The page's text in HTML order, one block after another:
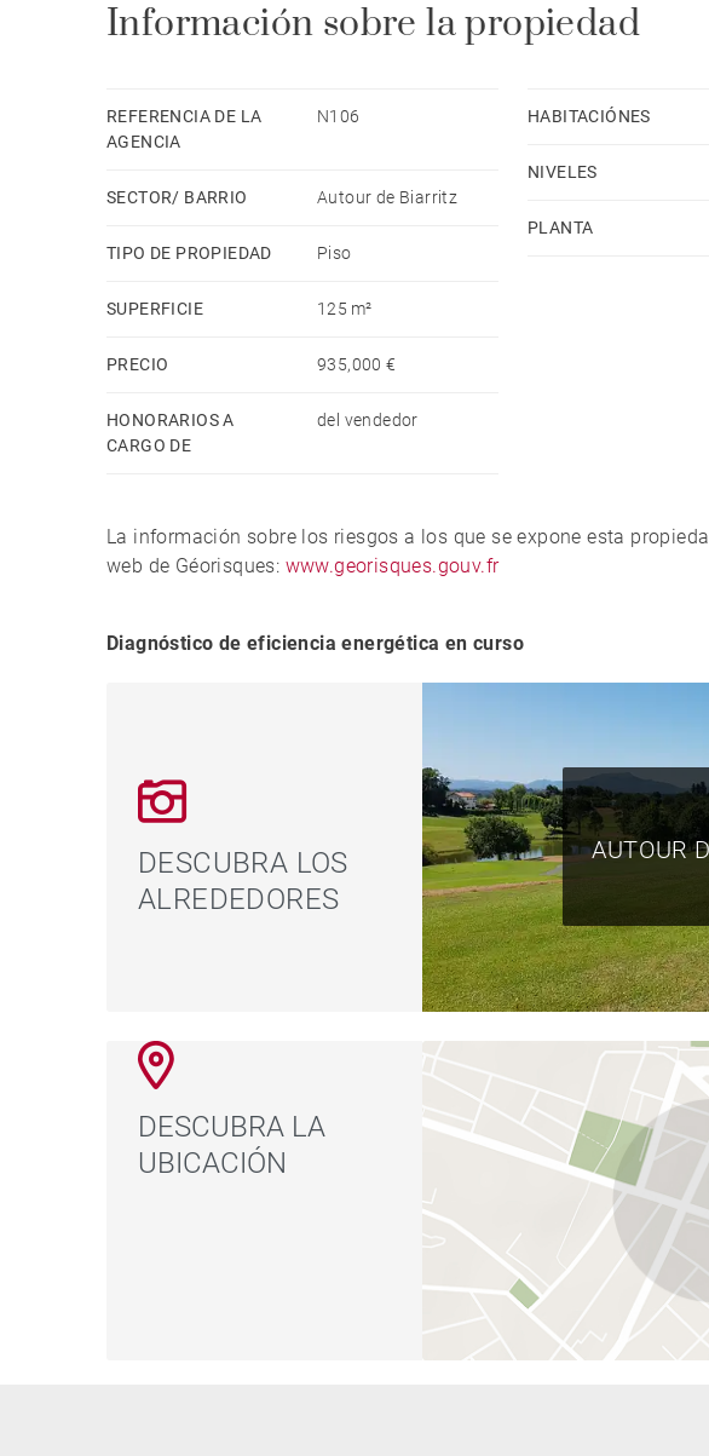
Información sobre la propiedad
REFERENCIA DE LA
AGENCIA
N106
SECTOR/ BARRIO Autour de Biarritz
TIPO DE PROPIEDAD Piso
SUPERFICIE 125 m²
PRECIO 935,000 €
HONORARIOS A
CARGO DE
del vendedor
HABITACIÓNES
NIVELES
PLANTA
La información sobre los riesgos a los que se expone esta
web de Géorisques: www.georisques.gouv.fr
Diagnóstico de eficiencia energética en curso
DESCUBRA LOS
ALREDEDORES
AUTOUR
DESCUBRA LA
UBICACIÓN